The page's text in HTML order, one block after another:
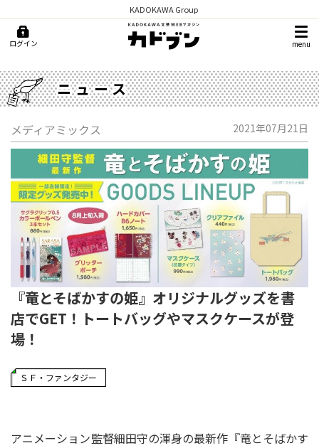
KADOKAWA Group
ログイン menu
ニュース
メディアミックス 2021年07月21日
『竜とそばかすの姫』オリジナルグッズを書
店でGET！トートバッグやマスクケースが登
場！
ＳＦ・ファンタジー
アニメーション監督細田守の渾身の最新作『竜とそばかす